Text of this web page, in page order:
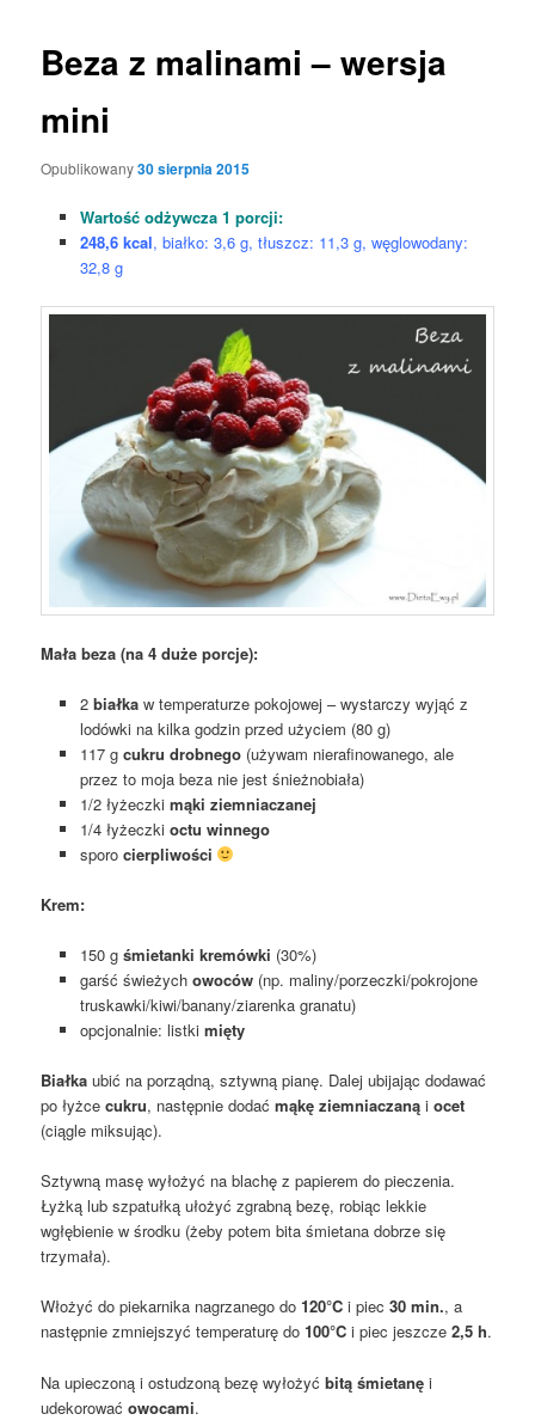
Beza z malinami – wersja
mini
Opublikowany30 sierpnia 2015
Wartość odżywcza 1 porcji:
248,6 kcal, białko: 3,6 g, tłuszcz: 11,3 g, węglowodany:
32,8 g
Mała beza (na 4 duże porcje):
2 białkaw temperaturze pokojowej – wystarczy wyjąć z
lodówki na kilka godzin przed użyciem (80 g)
117 g cukru drobnego(używam nierafinowanego, ale
przez to moja beza nie jest śnieżnobiała)
1/2 łyżeczki mąki ziemniaczanej
1/4 łyżeczki octu winnego
sporo cierpliwości
Krem:
150 gśmietanki kremówki (30%)
garść świeżych owoców (np. maliny/porzeczki/pokrojone
truskawki/kiwi/banany/ziarenka granatu)
opcjonalnie: listki mięty
Białka ubić na porządną, sztywną pianę. Dalej ubijając dodawać
po łyżce cukru, następnie dodaćmąkę ziemniaczaną iocet
(ciągle miksując).
Sztywną masę wyłożyć na blachę z papierem do pieczenia.
Łyżką lub szpatułką ułożyć zgrabną bezę, robiąc lekkie
wgłębienie w środku (żeby potem bita śmietana dobrze się
trzymała).
Włożyć do piekarnika nagrzanego do120°C i piec30 min., a
następnie zmniejszyć temperaturę do100°C i piec jeszcze2,5 h.
Na upieczoną i ostudzoną bezę wyłożyćbitą śmietanę i
udekorowaćowocami.